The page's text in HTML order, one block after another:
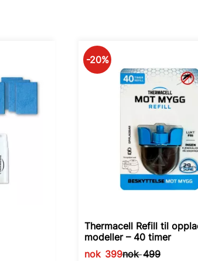
Thermacell Refill til
modeller – 40 timer
nok 399nok499
20%